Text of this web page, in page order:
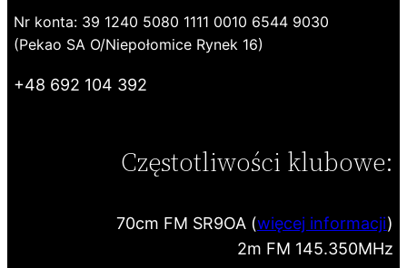
Nr konta: 39 1240 5080 1111 0010 6544 9030
(Pekao SA O/Niepołomice Rynek 16)
+48 692 104 392
Częstotliwości klubowe:
70cm FM SR9OA (więcej informacji)
2m FM 145.350MHz